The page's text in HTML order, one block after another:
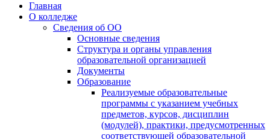
Главная
О колледже
Сведения об ОО
Основные сведения
Структура и органы управления
образовательной организацией
Документы
Образование
Реализуемые образовательные
программы с указанием учебных
предметов, курсов, дисциплин
(модулей), практики, предусмотренных
соответствующей образовательной